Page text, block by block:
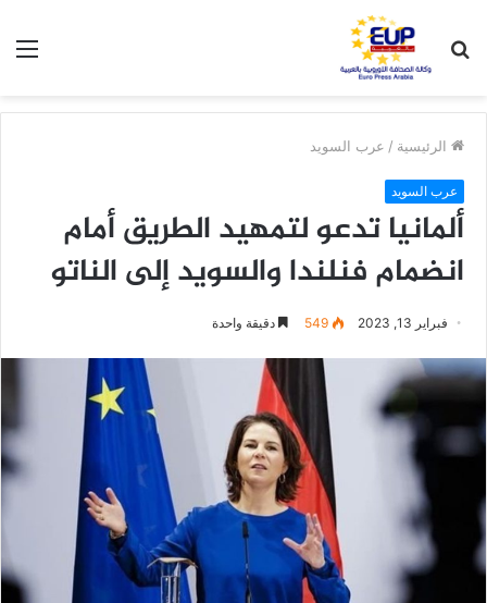
عن
الرئيسية / عرب السويد
عرب السويد
ألمانيا تدعو لتمهيد الطريق أمام
انضمام فنلندا والسويد إلى الناتو
فبراير 13, 2023 549 دقيقة واحدة